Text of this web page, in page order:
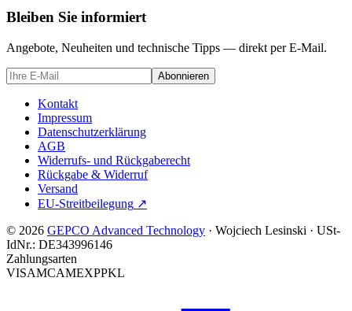
Bleiben Sie informiert
Angebote, Neuheiten und technische Tipps — direkt per E-Mail.
Abonnieren
Kontakt
Impressum
Datenschutzerklärung
AGB
Widerrufs- und Rückgaberecht
Rückgabe & Widerruf
Versand
EU-Streitbeilegung ↗
© 2026 GEPCO Advanced Technology · Wojciech Lesinski · USt-
IdNr.: DE343996146
Zahlungsarten
VISAMCAMEXPPKL